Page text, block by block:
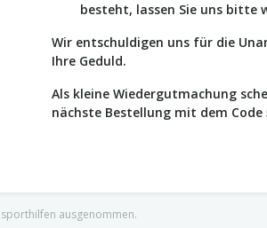
besteht, lassen Sie uns bitte
Wir entschuldigen uns für die
Ihre Geduld.
Als kleine Wiedergutmachung
nächste Bestellung mit dem Code
ausgenommen.